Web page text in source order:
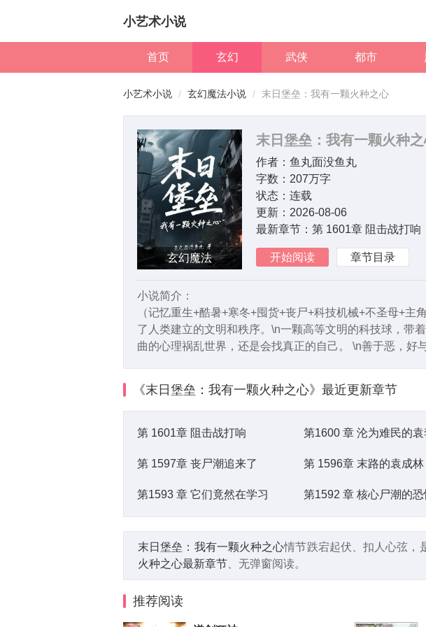
小艺术小说
首页 玄幻 武侠 都市
小艺术小说 玄幻魔法小说 末日堡垒：我有一颗火种之心
玄幻魔法
末日堡垒：我有一颗火种
作者： 鱼丸面没鱼丸
字数： 207万字
状态： 连载
更新： 2026-08-06
最新章节： 第 1601章 阻击战打响
开始阅读 章节目录
小说简介：
（记忆重生+酷暑+寒冬+囤货+丧尸+科技机械+不圣母+
了人类建立的文明和秩序。\n一颗高等文明的科技球，带
曲的心理祸乱世界，还是会找真正的自己。 \n善于恶，
《末日堡垒：我有一颗火种之心》 最近更新章节
第 1601章 阻击战打响 第1600 章 沦为难民的
第 1597章 丧尸潮追来了 第 1596章 末路的袁成林
第1593 章 它们竟然在学习 第1592 章 核心尸潮的恐
末日堡垒：我有一颗火种之心情节跌宕起伏、扣人心弦，
火种之心最新章节 、无弹窗阅读。
推荐阅读